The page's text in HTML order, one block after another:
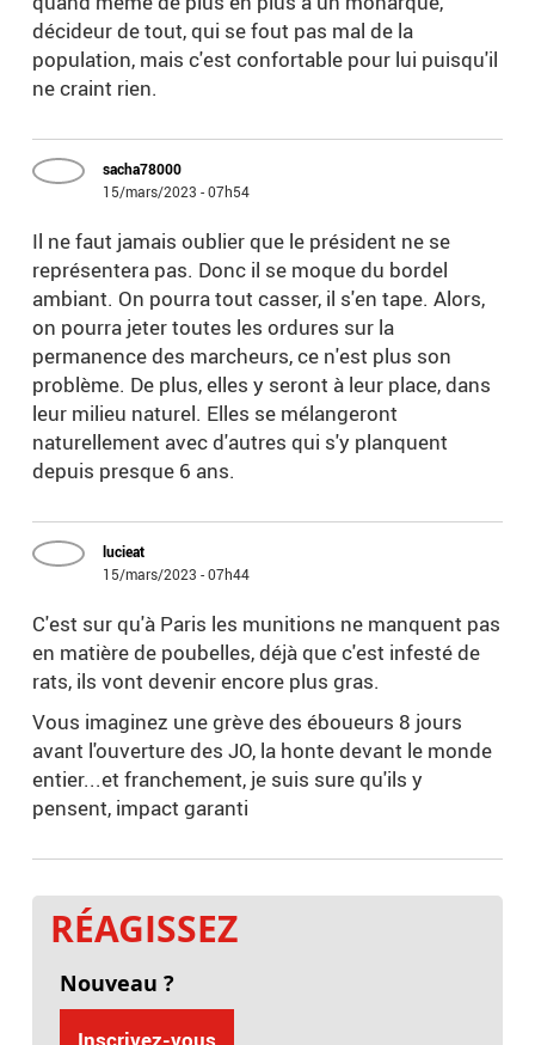
décideur de tout, qui se fout pas mal de la
population, mais c'est confortable pour lui puisqu'il
ne craint rien.
sacha78000
15/mars/2023 - 07h54
Il ne faut jamais oublier que le président ne se
représentera pas. Donc il se moque du bordel
ambiant. On pourra tout casser, il s'en tape. Alors,
on pourra jeter toutes les ordures sur la
permanence des marcheurs, ce n'est plus son
problème. De plus, elles y seront à leur place, dans
leur milieu naturel. Elles se mélangeront
naturellement avec d'autres qui s'y planquent
depuis presque 6 ans.
lucieat
15/mars/2023 - 07h44
C'est sur qu'à Paris les munitions ne manquent pas
en matière de poubelles, déjà que c'est infesté de
rats, ils vont devenir encore plus gras.
Vous imaginez une grève des éboueurs 8 jours
avant l'ouverture des JO, la honte devant le monde
entier...et franchement, je suis sure qu'ils y
pensent, impact garanti
RÉAGISSEZ
Nouveau ?